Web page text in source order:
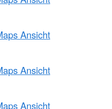
Ansicht
Ansicht
Ansicht